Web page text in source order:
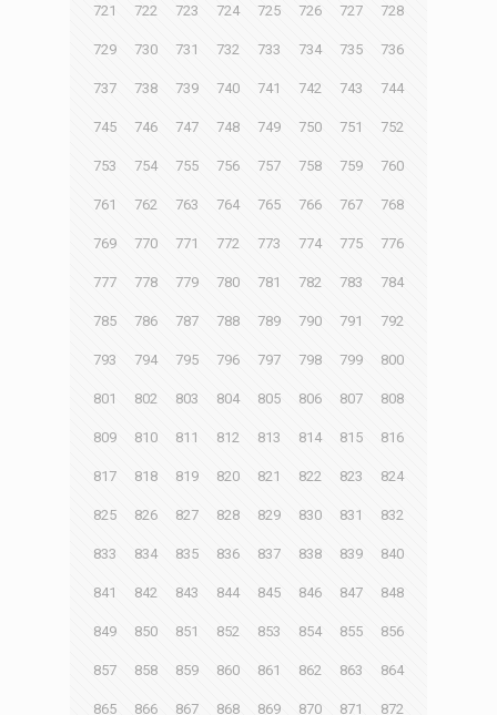
721 722 723 724 725 726 727 728
729 730 731 732 733 734 735 736
737 738 739 740 741 742 743 744
745 746 747 748 749 750 751 752
753 754 755 756 757 758 759 760
761 762 763 764 765 766 767 768
769 770 771 772 773 774 775 776
777 778 779 780 781 782 783 784
785 786 787 788 789 790 791 792
793 794 795 796 797 798 799 800
801 802 803 804 805 806 807 808
809 810 811 812 813 814 815 816
817 818 819 820 821 822 823 824
825 826 827 828 829 830 831 832
833 834 835 836 837 838 839 840
841 842 843 844 845 846 847 848
849 850 851 852 853 854 855 856
857 858 859 860 861 862 863 864
865 866 867 868 869 870 871 872